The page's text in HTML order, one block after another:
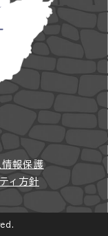
情報保護
ィ方針